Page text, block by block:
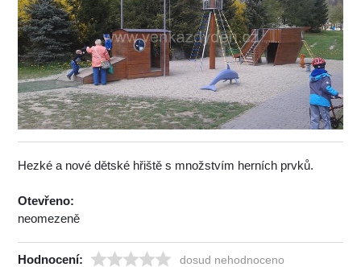
Hezké a nové dětské hřiště s množstvím herních prvků.
Otevřeno:
neomezeně
Hodnocení: dosud nehodnoceno